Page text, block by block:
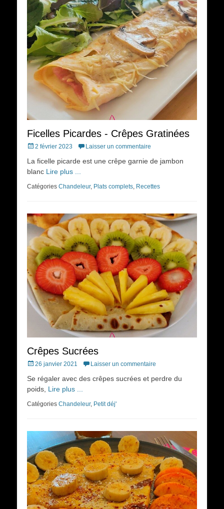
Ficelles Picardes - Crêpes Gratinées
Posted
2 février 2023 Laisser un commentaire
La ficelle picarde est une crêpe garnie de jambon
blanc Lire plus ...
Catégories Chandeleur, Plats complets Recettes
Crêpes Sucrées
Posted
26 janvier 2021 Laisser un commentaire
Se régaler avec des crêpes sucrées et perdre du
poids, Lire plus ...
Catégories Chandeleur, Petit déj'